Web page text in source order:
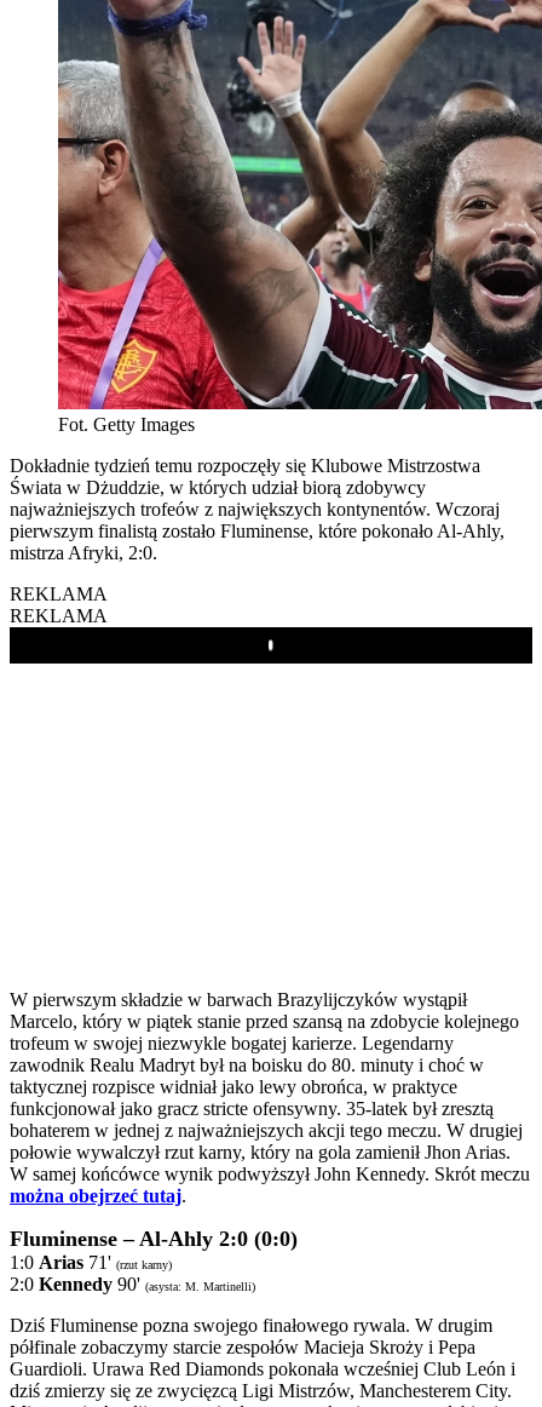
Fot. Getty Images
Dokładnie tydzień temu rozpoczęły się Klubowe Mistrzostwa
Świata w Dżuddzie, w których udział biorą zdobywcy
najważniejszych trofeów z największych kontynentów. Wczoraj
pierwszym finalistą zostało Fluminense, które pokonało Al-Ahly,
mistrza Afryki, 2:0.
REKLAMA
REKLAMA
Play
W pierwszym składzie w barwach Brazylijczyków wystąpił
Marcelo, który w piątek stanie przed szansą na zdobycie kolejnego
trofeum w swojej niezwykle bogatej karierze. Legendarny
zawodnik Realu Madryt był na boisku do 80. minuty i choć w
taktycznej rozpisce widniał jako lewy obrońca, w praktyce
funkcjonował jako gracz stricte ofensywny. 35-latek był zresztą
bohaterem w jednej z najważniejszych akcji tego meczu. W drugiej
połowie wywalczył rzut karny, który na gola zamienił Jhon Arias.
W samej końcówce wynik podwyższył John Kennedy. Skrót meczu
można obejrzeć tutaj.
Fluminense – Al-Ahly 2:0 (0:0)
1:0 Arias 71' (rzut karny)
2:0 Kennedy 90' (asysta: M. Martinelli)
Dziś Fluminense pozna swojego finałowego rywala. W drugim
półfinale zobaczymy starcie zespołów Macieja Skroży i Pepa
Guardioli. Urawa Red Diamonds pokonała wcześniej Club León i
dziś zmierzy się ze zwycięzcą Ligi Mistrzów, Manchesterem City.